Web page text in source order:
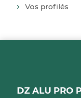
DZ ALU PRO
Vos profilés